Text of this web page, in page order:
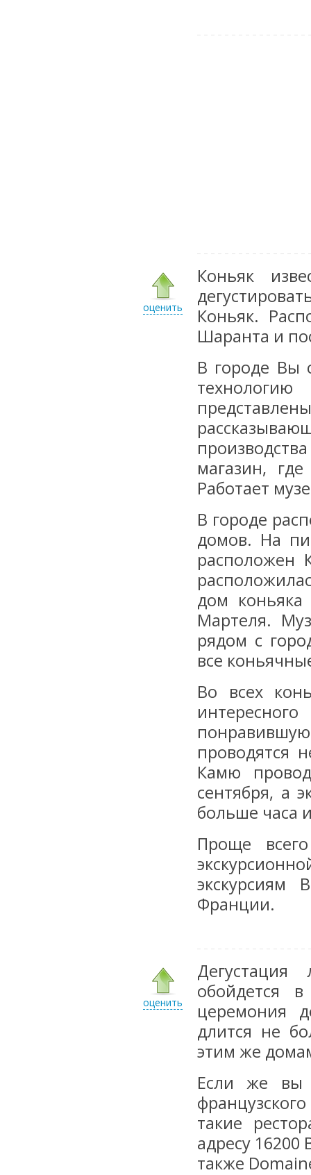
оценить
Коньяк
Коньяк.
Шаранта и
В городе Вы
магазин,
Работает
В городе
домов. На
расположен
дом
Мартеля.
рядом с
все
Во всех
проводятся
Камю
сентября, а
больше часа
Проще
Франции.
оценить
обойдется
церемония
длится не
этим же
Если же вы
такие
адресу 16200
также